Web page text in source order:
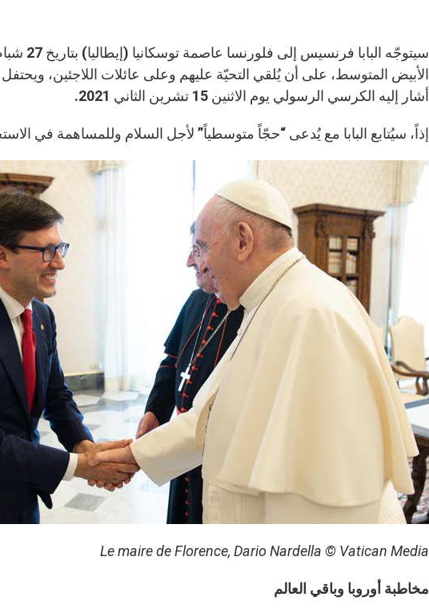
الأبيض المتوسط، على أن يُلقي التحيّة عليهم وعلى عائلات اللاجئين،
أشار إليه الكرسي الرسولي يوم الاثنين 15 تشرين الثاني 2021.
إذاً، سيُتابع البابا مع يُدعى “حجّاً متوسطياً” لأجل السلام وللمساهمة في
Le maire de Florence, Dario Nardella © Vatican Media
مخاطبة أوروبا وباقي العالم